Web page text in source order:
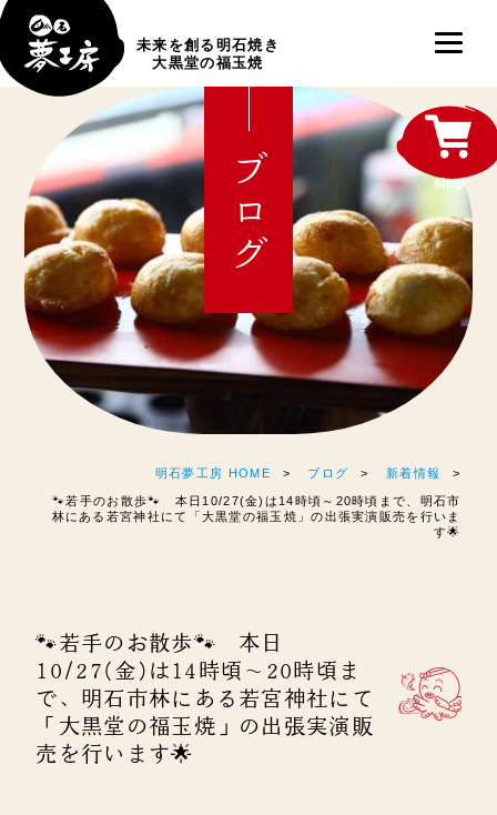
未来を創る明石焼き
大黒堂の福玉焼
ブログ
明石夢工房 HOME ブログ 新着情報
🐾若手のお散歩🐾 本日10/27(金)は14時頃～20時頃まで、明石市
林にある若宮神社にて「大黒堂の福玉焼」の出張実演販売を行いま
す🌟
🐾若手のお散歩🐾 本日
10/27(金)は14時頃～20時頃ま
で、明石市林にある若宮神社にて
「大黒堂の福玉焼」の出張実演販
売を行います🌟
shop